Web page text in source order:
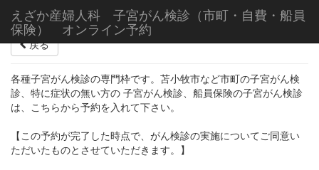
えざか産婦人科 子宮がん検診（市町・自費・船員
保険） オンライン予約
戻る
各種子宮がん検診の専門枠です。苫小牧市など市町の子宮がん検
診、特に症状の無い方の 子宮がん検診、船員保険の子宮がん検診
は、こちらから予約を入れて下さい。
【この予約が完了した時点で、がん検診の実施についてご同意い
ただいたものとさせていただきます。】